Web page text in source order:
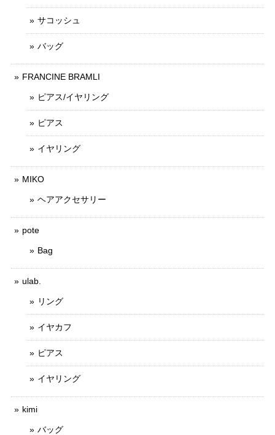
サコッシュ
バッグ
FRANCINE BRAMLI
ピアス/イヤリング
ピアス
イヤリング
MIKO
ヘアアクセサリー
pote
Bag
ulab.
リング
イヤカフ
ピアス
イヤリング
kimi
バッグ